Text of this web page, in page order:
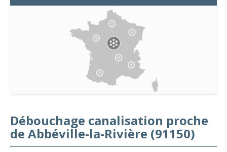
Débouchage canalisation proche
de Abbéville-la-Rivière (91150)